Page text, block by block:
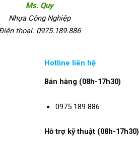
Ms. Quy
Nhựa Công Nghiệp
thoại: 0975.189.886
Hotline liên hệ
Bán hàng (08h-17h30)
0975 189 886
Hỗ trợ kỹ thuật (08h-17h30)